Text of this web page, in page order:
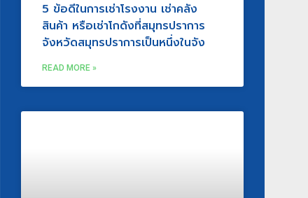
5 ข้อดีในการเช่าโรงงาน เช่าคลัง
สินค้า หรือเช่าโกดังที่สมุทรปราการ
จังหวัดสมุทรปราการเป็นหนึ่งในจัง
READ MORE »